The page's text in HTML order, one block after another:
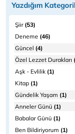
Yazdığım
Şiir(53)
Deneme (46)
Güncel (4)
Özel Lezzet Durakları
Aşk - Evlilik (1)
Kitap (1)
Gündelik Yaşam (1)
Anneler Günü (1)
Babalar Günü (1)
Ben Bildiriyorum (1)